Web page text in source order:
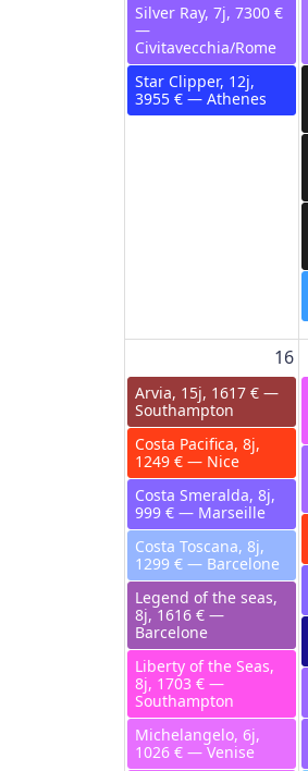
Silver Ray, 7j, 7300 €
—
Civitavecchia/Rome
Star Clipper, 12j,
3955 € — Athenes
16
Arvia, 15j, 1617 € —
Southampton
Costa Pacifica, 8j,
1249 € — Nice
Costa Smeralda, 8j,
999 € — Marseille
Costa Toscana, 8j,
1299 € — Barcelone
Legend of the seas,
8j, 1616 € —
Barcelone
Liberty of the Seas,
8j, 1703 € —
Southampton
Michelangelo, 6j,
1026 € — Venise